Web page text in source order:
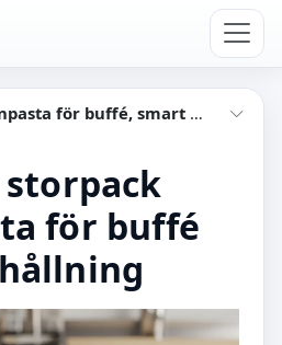
buffé, smart varmhållning
för buffé